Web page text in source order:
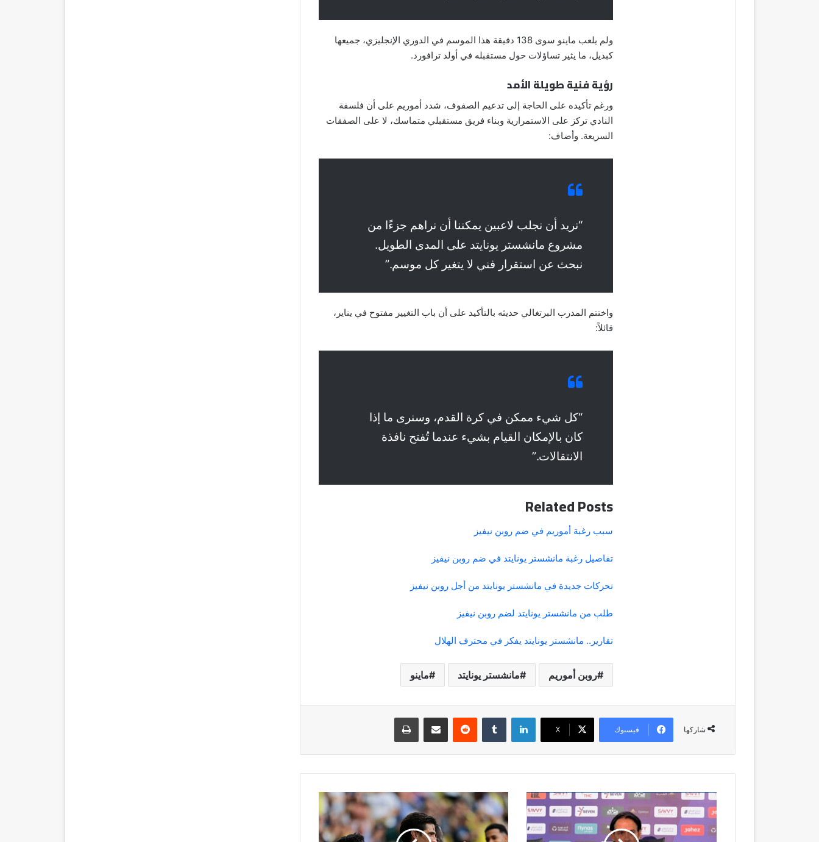
ولم يلعب ماينو سوى 138 دقيقة هذا الموسم في الدوري الإنجليزي، جميعها
كبديل، ما يثير تساؤلات حول مستقبله في أولد ترافورد.
رؤية فنية طويلة الأمد
ورغم تأكيده على الحاجة إلى تدعيم الصفوف، شدد أموريم على أن فلسفة
النادي تركز على الاستمرارية وبناء فريق مستقبلي متماسك، لا على الصفقات
السريعة. وأضاف:
“نريد أن نجلب لاعبين يمكننا أن نراهم جزءًا من
مشروع مانشستر يونايتد على المدى الطويل.
نبحث عن استقرار فني لا يتغير كل موسم.”
واختتم المدرب البرتغالي حديثه بالتأكيد على أن باب التغيير مفتوح في يناير،
قائلاً:
“كل شيء ممكن في كرة القدم، وسنرى ما إذا
كان بالإمكان القيام بشيء عندما تُفتح نافذة
الانتقالات.”
Related Posts
سبب رغبة أموريم في ضم روبن نيفيز
تفاصيل رغبة مانشستر يونايتد في ضم روبن نيفيز
تحركات جديدة في مانشستر يونايتد من أجل روبن نيفيز
طلب من مانشستر يونايتد لضم روبن نيفيز
تقارير.. مانشستر يونايتد يفكر في محترف الهلال
روبن أموريم مانشستر يونايتد ماينو
شاركها فيسبوك ‫X
لينكدإن مشاركة عبر البريد طباعة
سامي
الجابر
ينتقد
قرار
فياريال
يواصل
بدايته
القوية...